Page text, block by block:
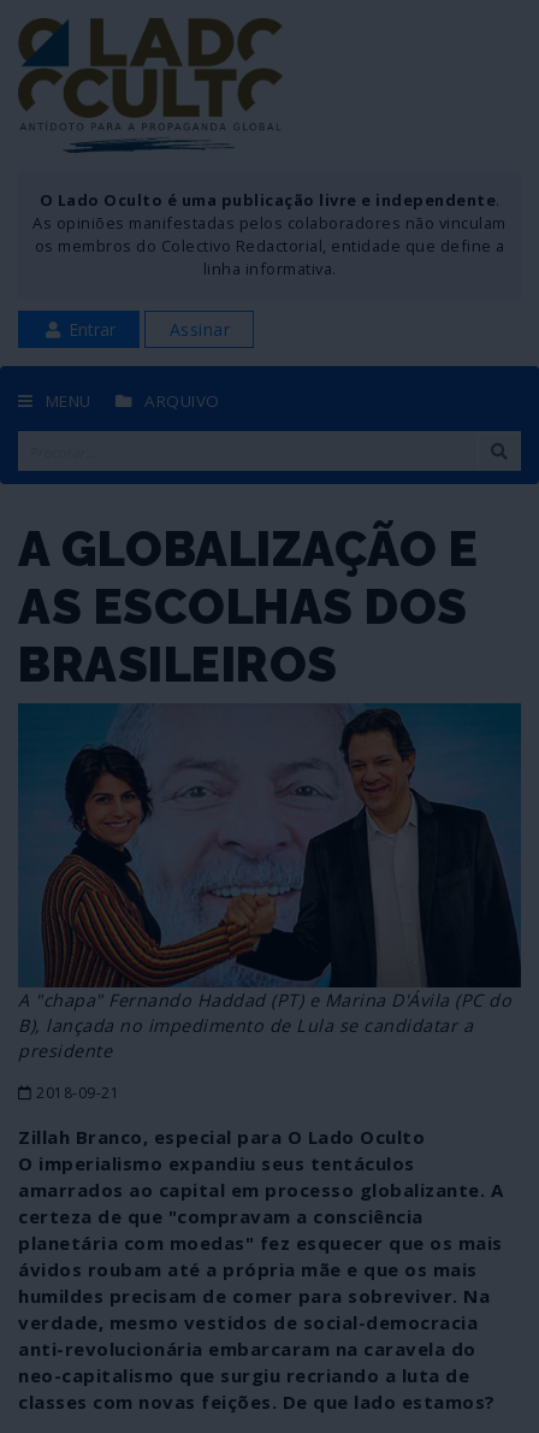
O Lado Oculto é uma publicação livre e independente.
As opiniões manifestadas pelos colaboradores não vinculam
os membros do Colectivo Redactorial, entidade que define a
linha informativa.
Entrar Assinar
MENU ARQUIVO
A GLOBALIZAÇÃO E
AS ESCOLHAS DOS
BRASILEIROS
A "chapa" Fernando Haddad (PT) e Marina D'Ávila (PC do
B), lançada no impedimento de Lula se candidatar a
presidente
2018-09-21
Zillah Branco, especial para O Lado Oculto
O imperialismo expandiu seus tentáculos
amarrados ao capital em processo globalizante. A
certeza de que "compravam a consciência
planetária com moedas" fez esquecer que os mais
ávidos roubam até a própria mãe e que os mais
humildes precisam de comer para sobreviver. Na
verdade, mesmo vestidos de social-democracia
anti-revolucionária embarcaram na caravela do
neo-capitalismo que surgiu recriando a luta de
classes com novas feições. De que lado estamos?